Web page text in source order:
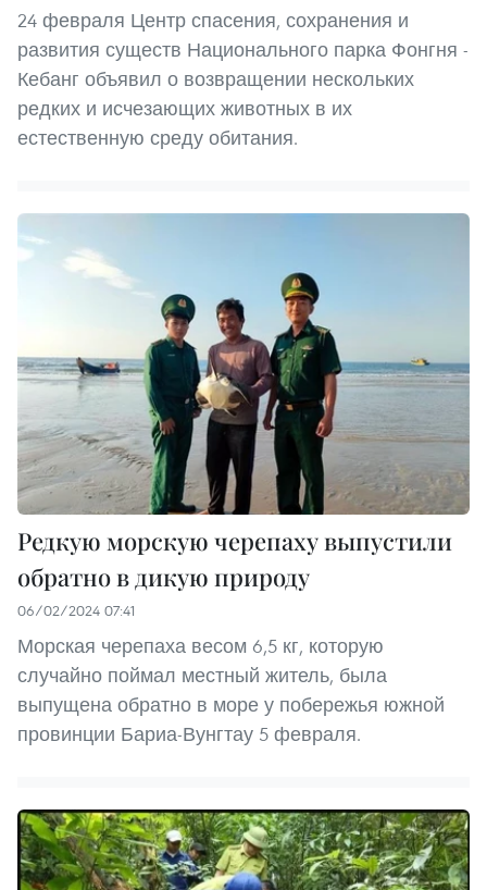
24 февраля Центр спасения, сохранения и
развития существ Национального парка Фонгня -
Кебанг объявил о возвращении нескольких
редких и исчезающих животных в их
естественную среду обитания.
Редкую морскую черепаху выпустили
обратно в дикую природу
06/02/2024 07:41
Морская черепаха весом 6,5 кг, которую
случайно поймал местный житель, была
выпущена обратно в море у побережья южной
провинции Бариа-Вунгтау 5 февраля.